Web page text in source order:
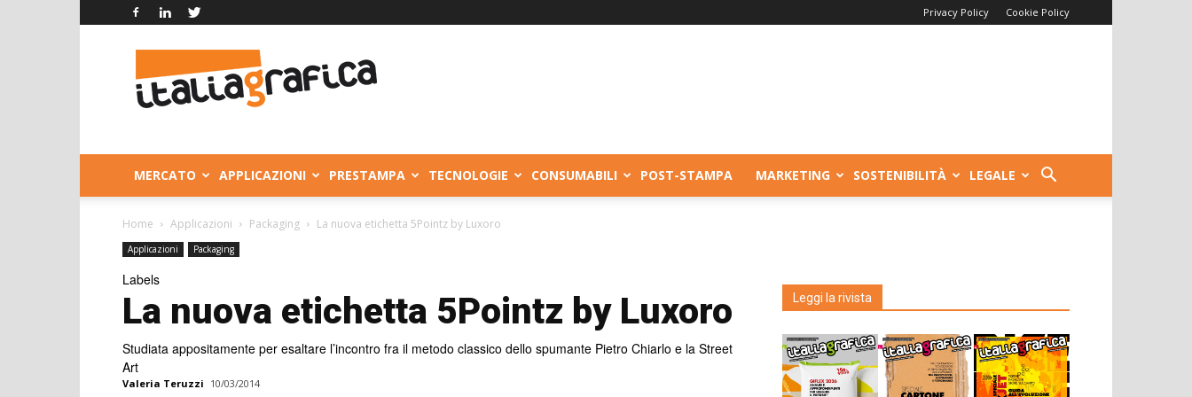
Privacy Policy Cookie Policy
Grafica
MERCATO APPLICAZIONI PRESTAMPA TECNOLOGIE CONSUMABILI POST-STAMPA MARKETING SOSTENIBILITÀ LEGALE
Home Applicazioni Packaging La nuova etichetta 5Pointz by Luxoro
Applicazioni Packaging
Labels
La nuova etichetta 5Pointz by Luxoro
Studiata appositamente per esaltare l’incontro fra il metodo classico dello spumante Pietro Chiarlo e la Street
Art
Valeria Teruzzi 10/03/2014
Leggi la rivista